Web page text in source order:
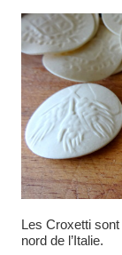
Les Croxetti
nord de l’Italie.